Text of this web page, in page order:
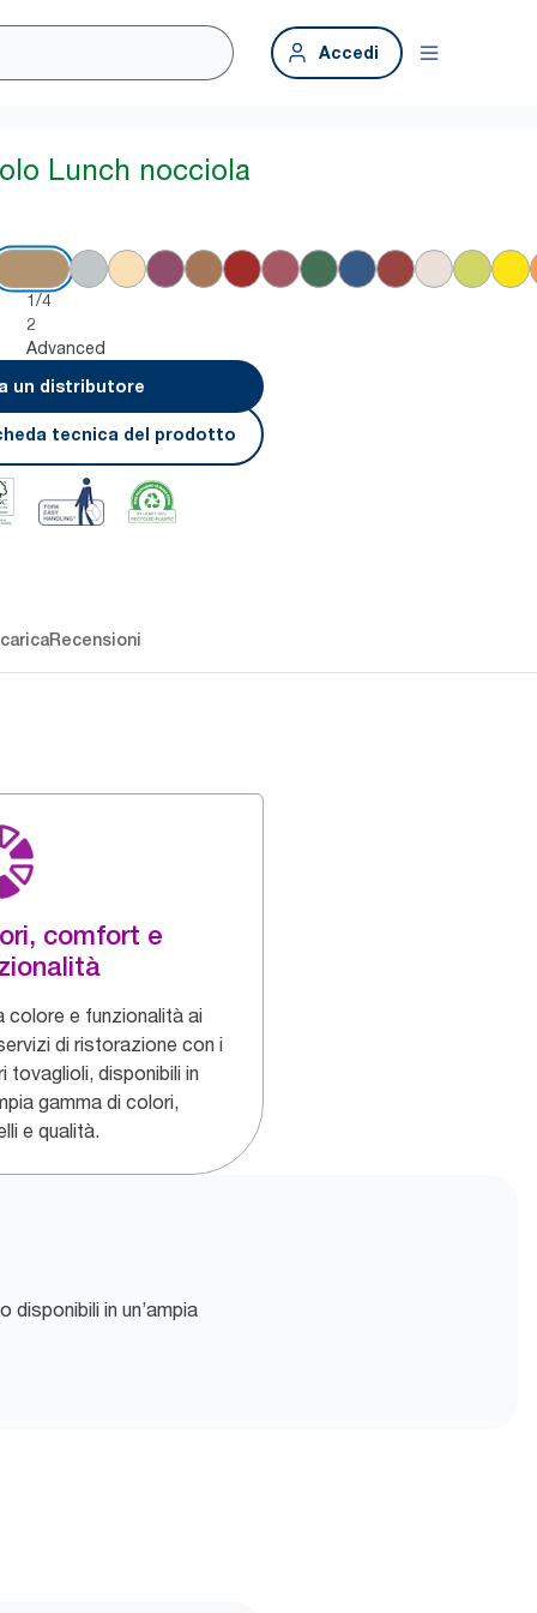
Accedi
Lunch nocciola
1/4
2
Advanced
un distributore
tecnica del prodotto
Recensioni
comfort e
colore e funzionalità ai
di ristorazione con i
tovaglioli, disponibili in
gamma di colori,
e qualità.
in un’ampia